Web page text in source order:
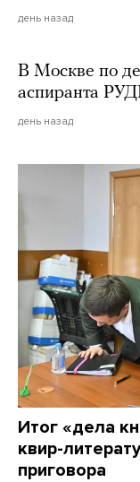
день назад
В Москве по
аспиранта
день назад
Итог «дела
квир-
приговора